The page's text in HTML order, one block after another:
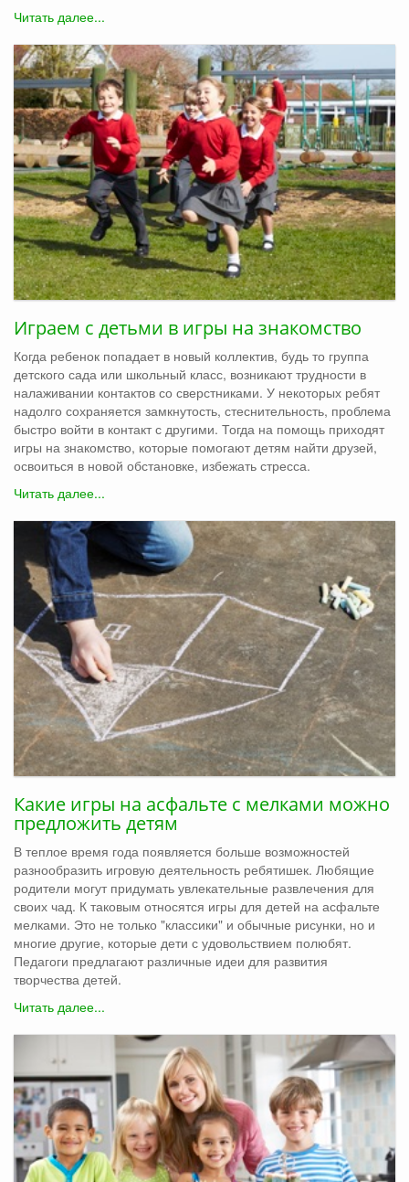
Читать далее...
Играем с детьми в игры на знакомство
Когда ребенок попадает в новый коллектив, будь то группа
детского сада или школьный класс, возникают трудности в
налаживании контактов со сверстниками. У некоторых ребят
надолго сохраняется замкнутость, стеснительность, проблема
быстро войти в контакт с другими. Тогда на помощь приходят
игры на знакомство, которые помогают детям найти друзей,
освоиться в новой обстановке, избежать стресса.
Читать далее...
Какие игры на асфальте с мелками можно
предложить детям
В теплое время года появляется больше возможностей
разнообразить игровую деятельность ребятишек. Любящие
родители могут придумать увлекательные развлечения для
своих чад. К таковым относятся игры для детей на асфальте
мелками. Это не только "классики" и обычные рисунки, но и
многие другие, которые дети с удовольствием полюбят.
Педагоги предлагают различные идеи для развития
творчества детей.
Читать далее...